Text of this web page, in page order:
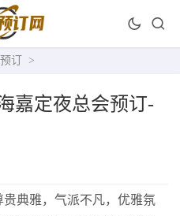
订 >
嘉定夜总会预订-
典雅，气派不凡，优雅氛